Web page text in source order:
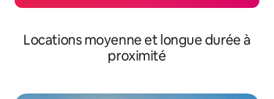
Locations moyenne et longue durée à
proximité